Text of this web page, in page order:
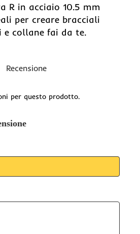
R in acciaio 10.5 mm
per creare bracciali
e collane fai da te.
Recensione
per questo prodotto.